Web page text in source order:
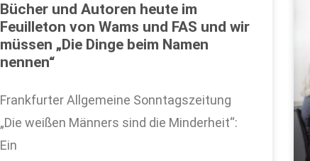
Bücher und Autoren heute im
Feuilleton von Wams und FAS und wir
müssen „Die Dinge beim Namen
nennen“
Frankfurter Allgemeine Sonntagszeitung
„Die weißen Männers sind die Minderheit“:
Ein